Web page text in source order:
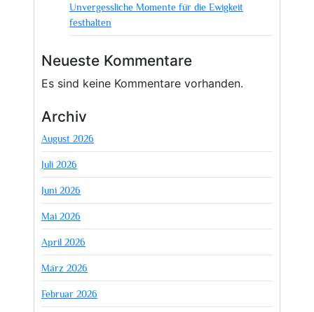
Unvergessliche Momente für die Ewigkeit
festhalten
Neueste Kommentare
Es sind keine Kommentare vorhanden.
Archiv
August 2026
Juli 2026
Juni 2026
Mai 2026
April 2026
März 2026
Februar 2026